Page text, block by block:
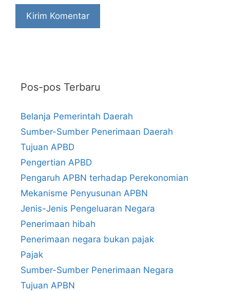
Pos-pos Terbaru
Belanja Pemerintah Daerah
Sumber-Sumber Penerimaan Daerah
Tujuan APBD
Pengertian APBD
Pengaruh APBN terhadap Perekonomian
Mekanisme Penyusunan APBN
Jenis-Jenis Pengeluaran Negara
Penerimaan hibah
Penerimaan negara bukan pajak
Pajak
Sumber-Sumber Penerimaan Negara
Tujuan APBN